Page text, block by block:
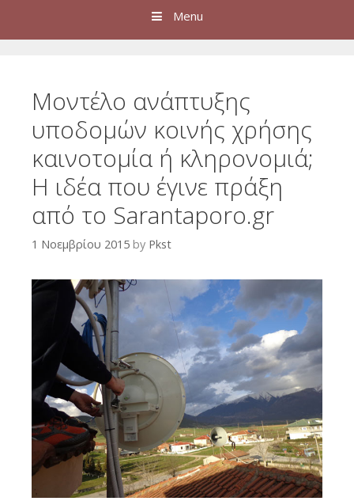
Menu
Μοντέλο ανάπτυξης
υποδομών κοινής χρήσης
καινοτομία ή κληρονομιά;
H ιδέα που έγινε πράξη
από το Sarantaporo.gr
1 Νοεμβρίου 2015 by Pkst